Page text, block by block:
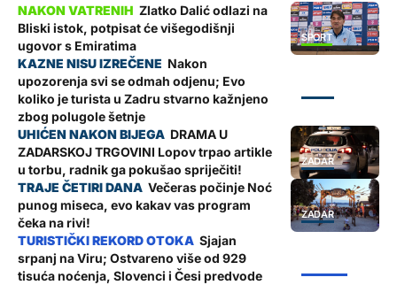
SPORT
Zlatko Dalić odlazi na
Bliski istok, potpisat će višegodišnji
ugovor s Emiratima
Nakon
upozorenja svi se odmah odjenu; Evo
koliko je turista u Zadru stvarno kažnjeno
zbog polugole šetnje
ZADAR
DRAMA U
ZADARSKOJ TRGOVINI Lopov trpao artikle
u torbu, radnik ga pokušao spriječiti!
ZADAR
Večeras počinje Noć
punog miseca, evo kakav vas program
čeka na rivi!
Sjajan
srpanj na Viru; Ostvareno više od 929
tisuća noćenja, Slovenci i Česi predvode